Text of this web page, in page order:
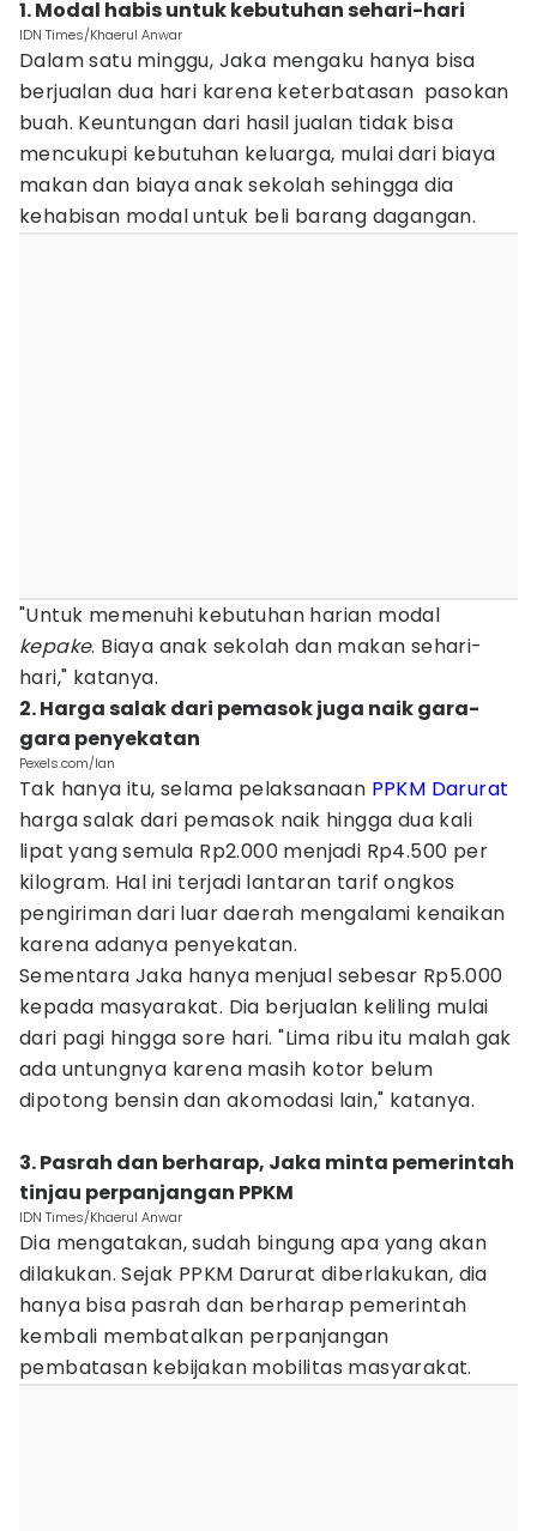
1. Modal habis untuk kebutuhan sehari-hari
IDN Times/Khaerul Anwar
Dalam satu minggu, Jaka mengaku hanya bisa
berjualan dua hari karena keterbatasan pasokan
buah. Keuntungan dari hasil jualan tidak bisa
mencukupi kebutuhan keluarga, mulai dari biaya
makan dan biaya anak sekolah sehingga dia
kehabisan modal untuk beli barang dagangan.
"Untuk memenuhi kebutuhan harian modal
kepake. Biaya anak sekolah dan makan sehari-
hari," katanya.
2. Harga salak dari pemasok juga naik gara-
gara penyekatan
Pexels.com/Ian
Tak hanya itu, selama pelaksanaan PPKM Darurat
harga salak dari pemasok naik hingga dua kali
lipat yang semula Rp2.000 menjadi Rp4.500 per
kilogram. Hal ini terjadi lantaran tarif ongkos
pengiriman dari luar daerah mengalami kenaikan
karena adanya penyekatan.
Sementara Jaka hanya menjual sebesar Rp5.000
kepada masyarakat. Dia berjualan keliling mulai
dari pagi hingga sore hari. "Lima ribu itu malah gak
ada untungnya karena masih kotor belum
dipotong bensin dan akomodasi lain," katanya.
3. Pasrah dan berharap, Jaka minta pemerintah
tinjau perpanjangan PPKM
IDN Times/Khaerul Anwar
Dia mengatakan, sudah bingung apa yang akan
dilakukan. Sejak PPKM Darurat diberlakukan, dia
hanya bisa pasrah dan berharap pemerintah
kembali membatalkan perpanjangan
pembatasan kebijakan mobilitas masyarakat.